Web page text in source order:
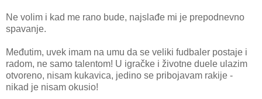
Ne volim i kad me rano bude, najslađe mi je prepodnevno
spavanje.
Međutim, uvek imam na umu da se veliki fudbaler postaje i
radom, ne samo talentom! U igračke i životne duele ulazim
otvoreno, nisam kukavica, jedino se pribojavam rakije -
nikad je nisam okusio!